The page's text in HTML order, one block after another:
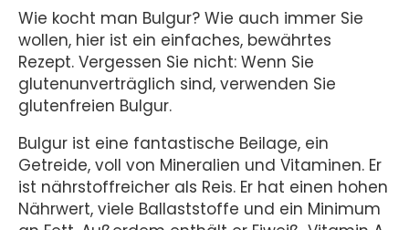
Wie kocht man Bulgur? Wie auch immer Sie
wollen, hier ist ein einfaches, bewährtes
Rezept. Vergessen Sie nicht: Wenn Sie
glutenunverträglich sind, verwenden Sie
glutenfreien Bulgur.
Bulgur ist eine fantastische Beilage, ein
Getreide, voll von Mineralien und Vitaminen. Er
ist nährstoffreicher als Reis. Er hat einen hohen
Nährwert, viele Ballaststoffe und ein Minimum